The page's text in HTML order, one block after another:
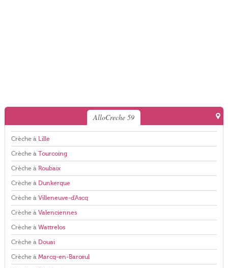
AlloCreche 59
Crèche à Lille
Crèche à Tourcoing
Crèche à Roubaix
Crèche à Dunkerque
Crèche à Villeneuve-d'Ascq
Crèche à Valenciennes
Crèche à Wattrelos
Crèche à Douai
Crèche à Marcq-en-Barœul